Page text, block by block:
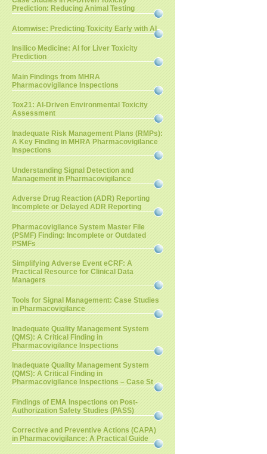
Prediction: Reducing Animal Testing
Atomwise: Predicting Toxicity Early with AI
Insilico Medicine: AI for Liver Toxicity
Prediction
Main Findings from MHRA
Pharmacovigilance Inspections
Tox21: AI-Driven Environmental Toxicity
Assessment
Inadequate Risk Management Plans (RMPs):
A Key Finding in MHRA Pharmacovigilance
Inspections
Understanding Signal Detection and
Management in Pharmacovigilance
Adverse Drug Reaction (ADR) Reporting
Incomplete or Delayed ADR Reporting
Pharmacovigilance System Master File
(PSMF) Finding: Incomplete or Outdated
PSMFs
Simplifying Adverse Event eCRF: A
Practical Resource for Clinical Data
Managers
Tools for Signal Management: Case Studies
in Pharmacovigilance
Inadequate Quality Management System
(QMS): A Critical Finding in
Pharmacovigilance Inspections
Inadequate Quality Management System
(QMS): A Critical Finding in
Pharmacovigilance Inspections – Case St
Findings of EMA Inspections on Post-
Authorization Safety Studies (PASS)
Corrective and Preventive Actions (CAPA)
in Pharmacovigilance: A Practical Guide